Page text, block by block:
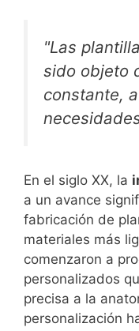
"Las
sido objeto
constante,
En el siglo XX, la
a un avance
fabricación de
materiales más
comenzaron a
personalizados
precisa a la
personalización